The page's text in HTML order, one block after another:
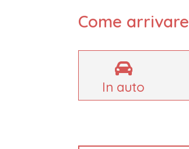
Come arrivare

In auto